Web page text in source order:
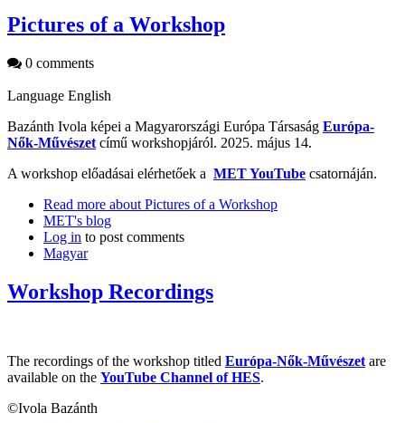
Pictures of a Workshop
0 comments
Language English
Bazánth Ivola képei a Magyarországi Európa Társaság Európa-
Nők-Művészet​ című workshopjáról. 2025. május 14.
A workshop előadásai elérhetőek a MET YouTube csatornáján.
Read more about Pictures of a Workshop
MET's blog
Log in to post comments
Magyar
Workshop Recordings
The recordings of the workshop titled Európa-Nők-Művészet​ are
available on the YouTube Channel of HES.
©Ivola Bazánth